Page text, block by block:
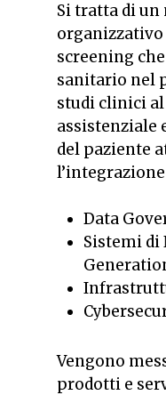
Si tratta di un
screening
sanitario nel
studi clinici
assistenziale
del paziente
Data
Sistemi di
Vengono
prodotti e